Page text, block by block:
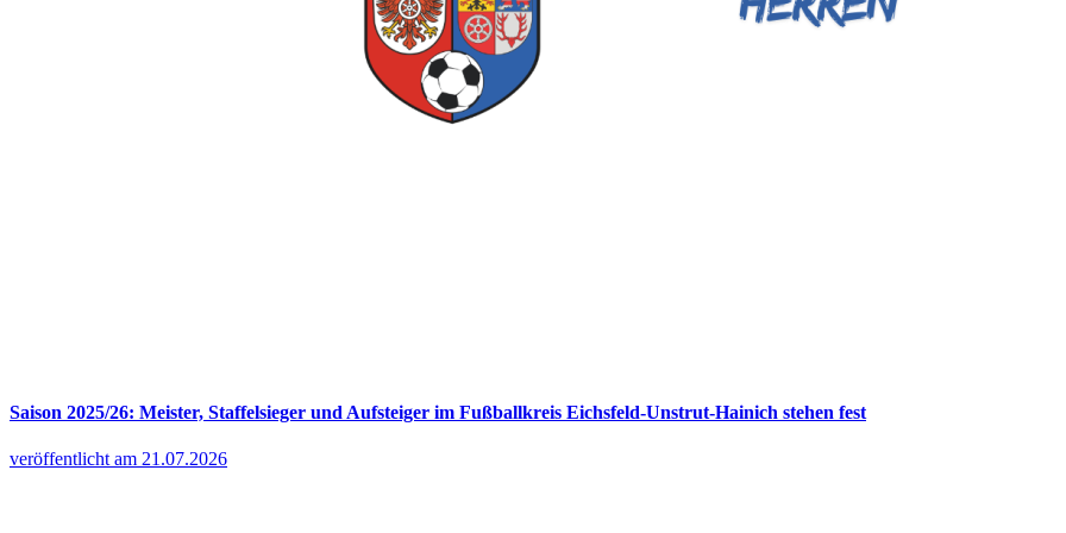
Saison 2025/26: Meister, Staffelsieger und Aufsteiger im Fußballkreis Eichsfeld-Unstrut-Hainich stehen fest
veröffentlicht am 21.07.2026